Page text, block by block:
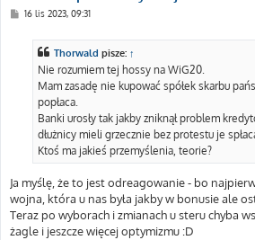
P16 lis 2023, 09:31
Thorwald pisze: ↑
Nie rozumiem tej hossy na WiG20.
Mam zasadę nie kupować spółek skarbu
popłaca.
Banki urosły tak jakby zniknął problem
dłużnicy mieli grzecznie bez protestu je
Ktoś ma jakieś przemyślenia, teorie?
Ja myślę, że to jest odreagowanie - bo
wojna, która u nas była jakby w bonusie ale
Teraz po wyborach i zmianach u steru chyba
żagle i jeszcze więcej optymizmu :D